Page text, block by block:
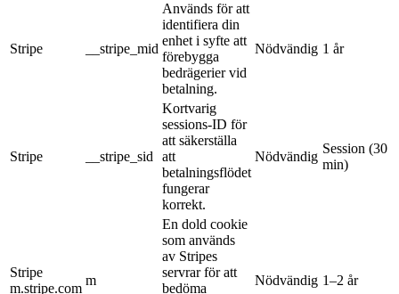
Stripe __stripe_mid
Används för att
identifiera din
enhet i syfte att
förebygga
bedrägerier vid
betalning.
Nödvändig 1 år
Stripe __stripe_sid
Kortvarig
sessions-ID för
att säkerställa
att
betalningsflödet
fungerar
korrekt.
Nödvändig
Session (30
min)
Stripe
m.stripe.com
m
En dold cookie
som används
av Stripes
servrar för att
bedöma
Nödvändig 1–2 år